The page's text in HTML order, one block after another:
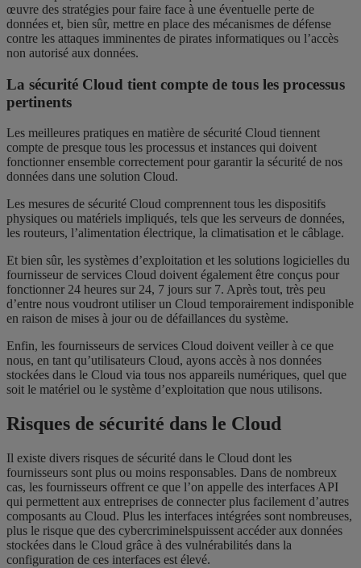
œuvre des stratégies pour faire face à une éventuelle perte de
données et, bien sûr, mettre en place des mécanismes de défense
contre les attaques imminentes de pirates informatiques ou l’accès
non autorisé aux données.
La sécurité Cloud tient compte de tous les processus
pertinents
Les meilleures pratiques en matière de sécurité Cloud tiennent
compte de presque tous les processus et instances qui doivent
fonctionner ensemble correctement pour garantir la sécurité de nos
données dans une solution Cloud.
Les mesures de sécurité Cloud comprennent tous les dispositifs
physiques ou matériels impliqués, tels que les serveurs de données,
les routeurs, l’alimentation électrique, la climatisation et le câblage.
Et bien sûr, les systèmes d’exploitation et les solutions logicielles du
fournisseur de services Cloud doivent également être conçus pour
fonctionner 24 heures sur 24, 7 jours sur 7. Après tout, très peu
d’entre nous voudront utiliser un Cloud temporairement indisponible
en raison de mises à jour ou de défaillances du système.
Enfin, les fournisseurs de services Cloud doivent veiller à ce que
nous, en tant qu’utilisateurs Cloud, ayons accès à nos données
stockées dans le Cloud via tous nos appareils numériques, quel que
soit le matériel ou le système d’exploitation que nous utilisons.
Risques de sécurité dans le Cloud
Il existe divers risques de sécurité dans le Cloud dont les
fournisseurs sont plus ou moins responsables. Dans de nombreux
cas, les fournisseurs offrent ce que l’on appelle des interfaces API
qui permettent aux entreprises de connecter plus facilement d’autres
composants au Cloud. Plus les interfaces intégrées sont nombreuses,
plus le risque que des cybercriminelspuissent accéder aux données
stockées dans le Cloud grâce à des vulnérabilités dans la
configuration de ces interfaces est élevé.